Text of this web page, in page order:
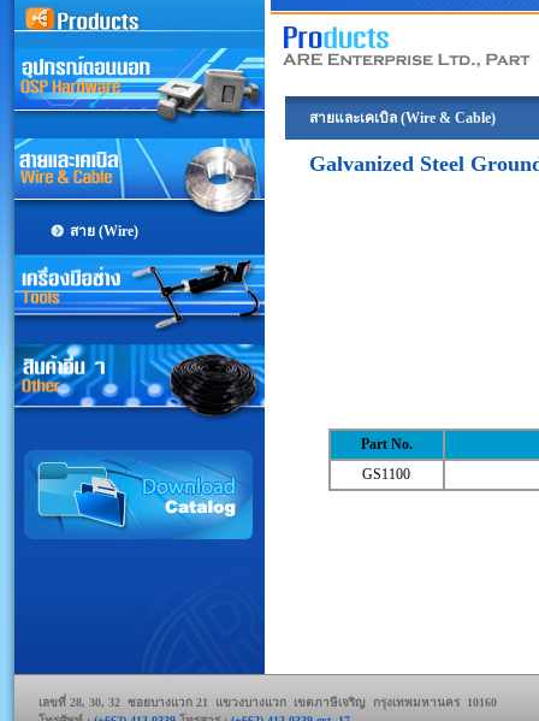
สาย (Wire)
สายและเคเบิล (Wire & Cable)
Galvanized Steel
Part No.
GS1100
เลขที่ 28, 30, 32 ซอยบางแวก 21 แขวงบางแวก เขตภาษีเจริญ กรุงเทพมหานคร 10160